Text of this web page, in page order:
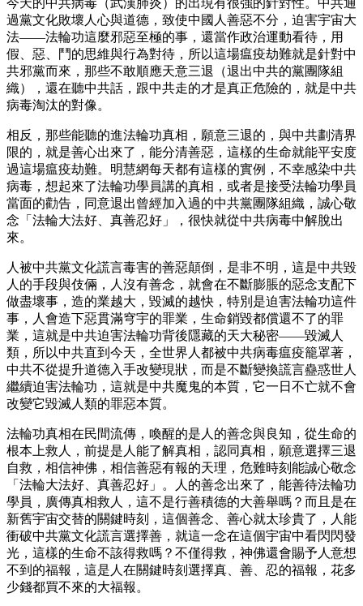
過黨文化敗壞人心與道德，致使中國人善惡不分，迫害宇宙大
法——法輪功這麼邪惡至極的事，還當作政治運動看待，用
假、惡、鬥的思維與行為對待，所以這場瘟疫劫難就是針對中
共邪黨而來，那些不敢順應天意三退（退出中共的黨團隊組
織），還在聽中共話，跟中共走的才是真正危險的，就是中共
病毒淘汰的對像。
相反，那些能聽的進法輪功真相，願意三退的，與中共劃清界
限的，就是善心出來了，能分清善惡，這樣的生命就能平安度
過這場瘟疫劫難。明慧網每天都有這樣的實例，不幸感染中共
病毒，想起來了法輪功學員講的真相，或者是接受法輪功學員
當面的勸告，同意退出曾經加入過的中共黨團隊組織，誠心敬
念「法輪大法好、真善忍好」，很快就從中共病毒中解脫出
來。
人被中共黨文化謊言毒害的善惡顛倒，是非不明，這是中共毀
人的手段與伎倆，人沒有善念，就會在不斷膨脹的惡念支配下
做盡壞事，造的業越大，毀滅的越快，特別是迫害法輪功這件
事，人會造下惡貫滿穹宇的罪業，生命銷毀都償還不了的罪
業，這就是中共迫害法輪功背後隱藏的天大秘密——毀滅人
類，所以中共直到今天，全世界人都被中共病毒瘟疫籠罩著，
中共不從提升道德入手改變現狀，而是不斷變換謊言蠱惑世人
繼續迫害法輪功，這就是中共魔鬼的本質，它一日不亡就不會
改變它毀滅人類的罪惡本質。
法輪功真相在民間流傳，喚醒的是人的善念與良知，從生命的
根本上救人，前提是人能了解真相，認同真相，願意選擇三退
自救，相信神佛，相信善惡有報的天理，危難時刻能誠心敬念
「法輪大法好、真善忍好」。人的善念出來了，能善待法輪功
學員，廣傳真相救人，這不是行善積德的大善舉嗎？而且是在
新舊宇宙交替的關鍵時刻，這個善念、善心就太珍貴了，人能
衝破中共黨文化謊言選擇善，就這一念在這個宇宙中看閃閃發
光，這樣的生命不該得救嗎？不僅得救，神佛還會賜予人意想
不到的福報，這是人在關鍵時刻選擇真、善、忍的福報，花多
少錢都買不來的大福報。